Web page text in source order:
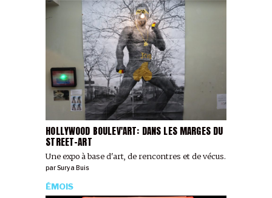
HOLLYWOOD BOULEV'ART: DANS LES MARGES DU
STREET-ART
Une expo à base d'art, de rencontres et de vécus.
parSurya Buis
ÉMOIS